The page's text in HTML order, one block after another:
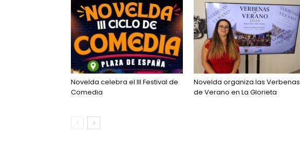
Novelda celebra el III Festival de
Comedia
Novelda organiza las Verbenas
de Verano en La Glorieta